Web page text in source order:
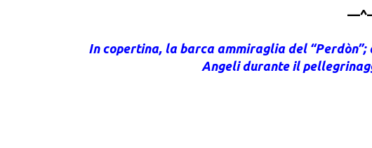
In copertina, la barca ammiraglia del
Angeli durante il